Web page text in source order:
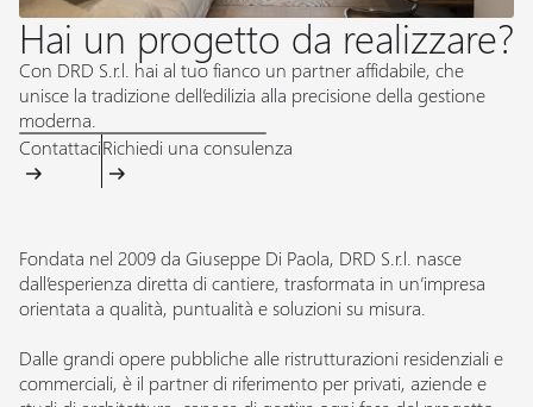
Hai un progetto da realizzare?
Con DRD S.r.l. hai al tuo fianco un partner affidabile, che
unisce la tradizione dell’edilizia alla precisione della gestione
moderna.
ContattaciRichiedi una consulenza
Fondata nel 2009 da Giuseppe Di Paola, DRD S.r.l. nasce
dall’esperienza diretta di cantiere, trasformata in un’impresa
orientata a qualità, puntualità e soluzioni su misura.
Dalle grandi opere pubbliche alle ristrutturazioni residenziali e
commerciali, è il partner di riferimento per privati, aziende e